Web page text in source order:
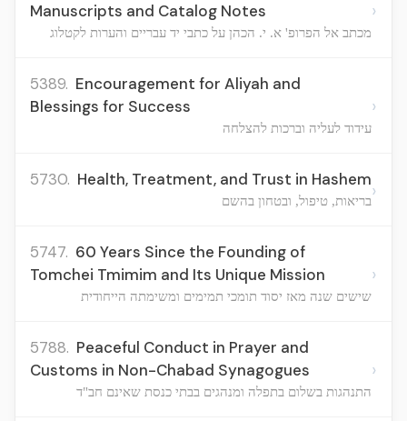
Manuscripts and Catalog Notes
מכתב אל הפרופ' א. י. הכהן על כתבי יד עבריים והערות לקטלוג
›
5389. Encouragement for Aliyah and
Blessings for Success
עידוד לעליה וברכות להצלחה
›
5730. Health, Treatment, and Trust in Hashem
בריאות, טיפול, ובטחון בהשם›
5747. 60 Years Since the Founding of
Tomchei Tmimim and Its Unique Mission
שישים שנה מאז יסוד תומכי תמימים ומשימתה הייחודית
›
5788. Peaceful Conduct in Prayer and
Customs in Non-Chabad Synagogues
התנהגות בשלום בתפלה ומנהגים בבתי כנסת שאינם חב"ד
›